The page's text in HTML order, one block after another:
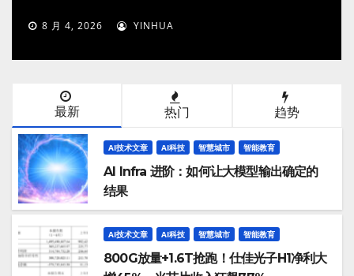
8 月 4, 2026 YINHUA
最新 热门 趋势
AI技术文章 AI科技 智慧城市 智能教育
AI Infra 进阶：如何让大模型输出确定的
结果
AI技术文章 AI科技 智慧城市 智能教育
800G放量+1.6T抢跑！仕佳光子H1净利大